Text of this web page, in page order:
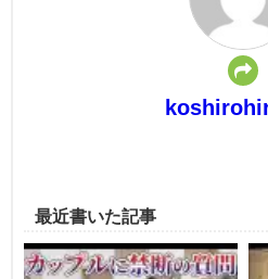
最近書いた記事